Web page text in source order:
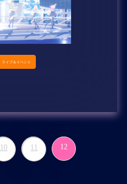
ライブ＆イベント
10 11 12